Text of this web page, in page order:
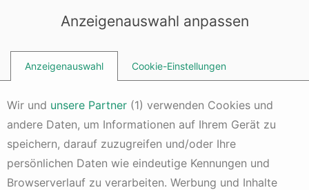
bGVzeW5kaWNhdGlvbi5jb20vcGFnZWFkL2pzL2Fkc2J5Z29vZ2xlL
ICBjcm9zc29yaWdpbj0nYW5vbnltb3VzJz48L3NjcmlwdD4=
Anlagestrategien
Anti-Short-Strategie
Kommentar hinzufügen 4 Min. Lesezeit
Anzeigenauswahl anpassen
Anzeigenauswahl Cookie-Einstellungen
Wir und unsere Partner (1) verwenden Cookies und
andere Daten, um Informationen auf Ihrem Gerät zu
speichern, darauf zuzugreifen und/oder Ihre
persönlichen Daten wie eindeutige Kennungen und
Browserverlauf zu verarbeiten. Werbung und Inhalte